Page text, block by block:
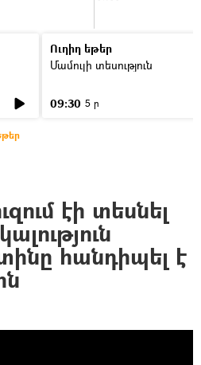
Ուղիղ եթեր
Մամուլի տեսություն
09:30 5 ր
էի տեսնել
հանդիպել է